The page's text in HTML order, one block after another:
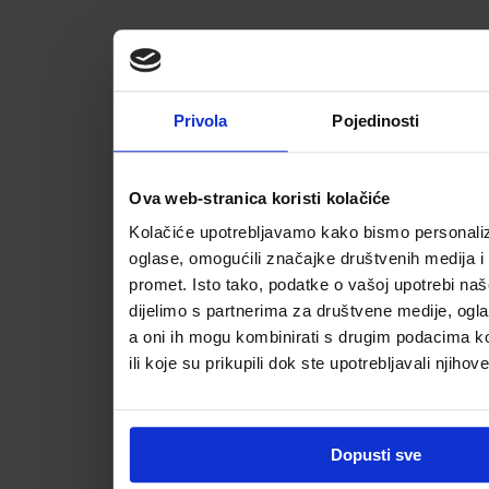
Privola Pojedinosti
Ova web-stranica koristi kolačiće
Kolačiće upotrebljavamo kako bismo
oglase, omogućili značajke društvenih medija i
promet. Isto tako, podatke o vašoj upotrebi
dijelimo s partnerima za društvene medije,
a oni ih mogu kombinirati s drugim podacima
ili koje su prikupili dok ste upotrebljavali
Dopusti sve